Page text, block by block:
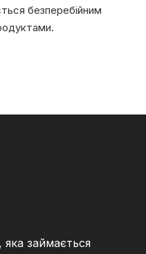
безперебійним
займається